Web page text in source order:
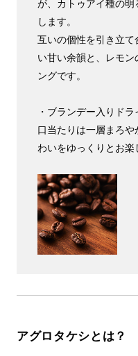
が、カトゥアイ種の
します。
互いの個性を引き立て
い甘い余韻と、レモン
ングです。
・ブランデー入りド
口当たりは一層まろ
わいをゆっくりとお楽
アグロタケシとは？